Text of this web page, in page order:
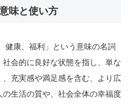
味と使い方
健康、福利」という意味の名詞
会的に良好な状態を指し、単な
、充実感や満足感を含む、より広
生活の質や、社会全体の幸福度